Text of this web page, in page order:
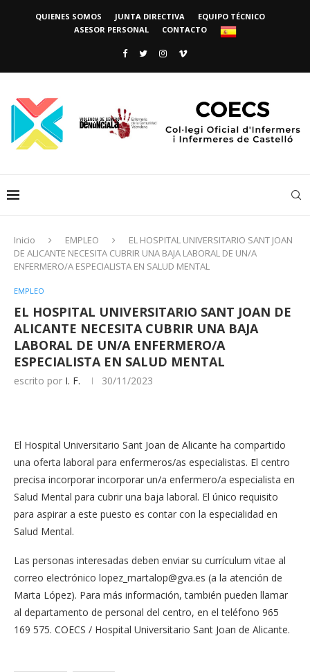
QUIENES SOMOS JUNTA DIRECTIVA
EQUIPO TÉCNICO
ASESOR PERSONAL
CONTACTO
Inicio EMPLEO
EL HOSPITAL UNIVERSITARIO SANT JOAN
DE ALICANTE NECESITA CUBRIR UNA BAJA LABORAL DE UN/A
ENFERMERO/A ESPECIALISTA EN SALUD MENTAL
EMPLEO
EL HOSPITAL UNIVERSITARIO SANT JOAN DE
ALICANTE NECESITA CUBRIR UNA BAJA
LABORAL DE UN/A ENFERMERO/A
ESPECIALISTA EN SALUD MENTAL
escrito por I. F. 30/11/2023
El Hospital Universitario Sant Joan de Alicante ha compartido
una oferta laboral para enfermeros/as especialistas. El centro
precisa incorporar incorporar un/a enfermero/a especialista en
Salud Mental para cubrir una baja laboral. El único requisito
para aspirar a este puesto es contar con la especialidad en
Salud Mental.
Las personas interesadas deben enviar su currículum vitae al
correo electrónico lopez_martalop@gva.es (a la atención de
Marta López). Para más información, también pueden llamar
al departamento de personal del centro, en el teléfono 965
169 575. COECS / Hospital Universitario Sant Joan de Alicante.